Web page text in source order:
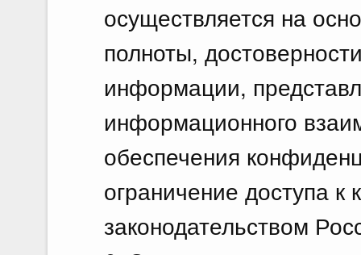
осуществляется на
полноты,
информации,
информационного
обеспечения
ограничение доступа к
законодательством